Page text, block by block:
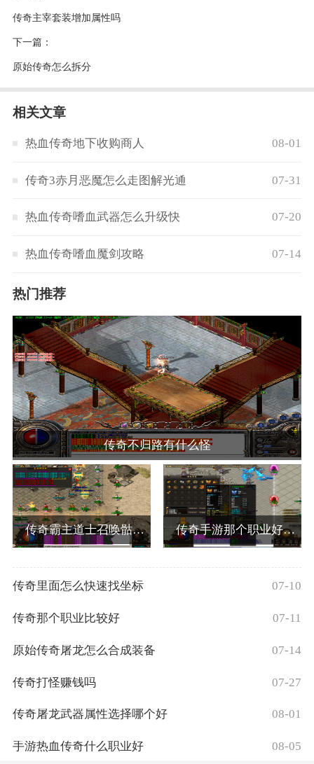
传奇主宰套装增加属性吗
下一篇：
原始传奇怎么拆分
相关文章
热血传奇地下收购商人 08-01
传奇3赤月恶魔怎么走图解光通 07-31
热血传奇嗜血武器怎么升级快 07-20
热血传奇嗜血魔剑攻略 07-14
热门推荐
传奇不归路有什么怪
传奇霸主道士召唤骷髅怎么获得的 传奇手游那个职业好玩些
传奇里面怎么快速找坐标 07-10
传奇那个职业比较好 07-11
原始传奇屠龙怎么合成装备 07-14
传奇打怪赚钱吗 07-27
传奇屠龙武器属性选择哪个好 08-01
手游热血传奇什么职业好 08-05